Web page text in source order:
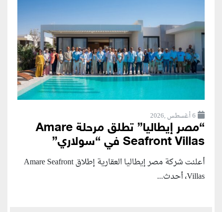
6 أغسطس ,2026
“مصر إيطاليا” تطلق مرحلة Amare
Seafront Villas في “سولاري”
أعلنت شركة مصر إيطاليا العقارية إطلاق Amare Seafront
Villas، أحدث...